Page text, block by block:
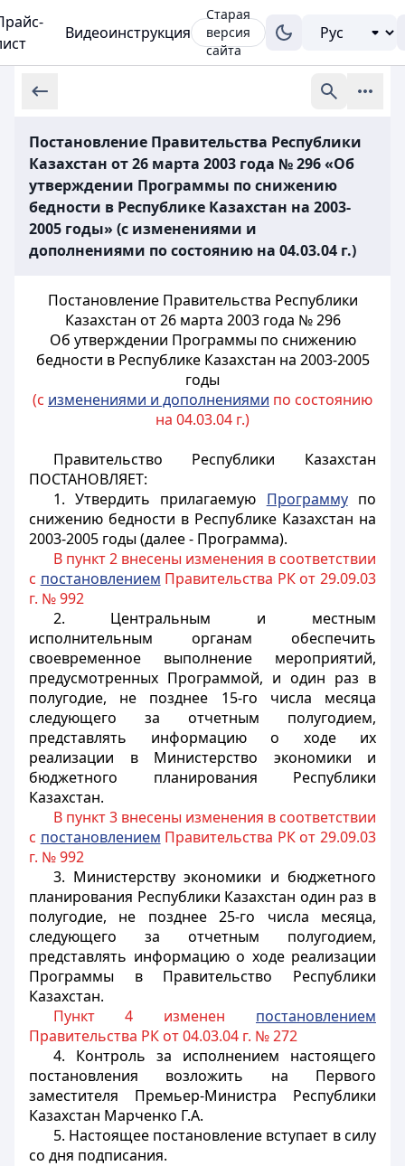
Видеоинструкция
Старая
версия
сайта
Постановление Правительства Республики
Казахстан от 26 марта 2003 года № 296 «Об
утверждении Программы по снижению
бедности в Республике Казахстан на 2003-
2005 годы» (с изменениями и
дополнениями по состоянию на 04.03.04 г.)
Постановление Правительства Республики
Казахстан от 26 марта 2003 года № 296
Об утверждении Программы по снижению
бедности в Республике Казахстан на 2003-2005
годы
(с изменениями и дополнениями по состоянию
на 04.03.04 г.)
Правительство Республики Казахстан
ПОСТАНОВЛЯЕТ:
1. Утвердить прилагаемую Программупо
снижению бедности в Республике Казахстан на
2003-2005 годы (далее - Программа).
В пункт 2 внесены изменения в соответствии
с постановлением Правительства РК от 29.09.03
г. № 992
2. Центральным и местным
исполнительным органам обеспечить
своевременное выполнение мероприятий,
предусмотренных Программой, и один раз в
полугодие, не позднее 15-го числа месяца
следующего за отчетным полугодием,
представлять информацию о ходе их
реализации в Министерство экономики и
бюджетного планирования Республики
Казахстан.
В пункт 3 внесены изменения в соответствии
с постановлением Правительства РК от 29.09.03
г. № 992
3. Министерству экономики и бюджетного
планирования Республики Казахстан один раз в
полугодие, не позднее 25-го числа месяца,
следующего за отчетным полугодием,
представлять информацию о ходе реализации
Программы в Правительство Республики
Казахстан.
Пункт 4 изменен постановлением
Правительства РК от 04.03.04 г. № 272
4. Контроль за исполнением настоящего
постановления возложить на Первого
заместителя Премьер-Министра Республики
Казахстан Марченко Г.А.
5. Настоящее постановление вступает в силу
со дня подписания.